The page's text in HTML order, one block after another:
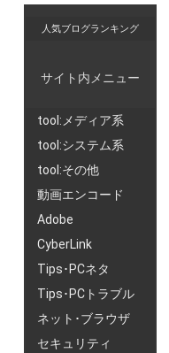
人気ブログランキング
サイト内メニュー
tool:メディア系
tool:システム系
tool:その他
動画エンコード
Adobe
CyberLink
Tips･PCネタ
Tips･PCトラブル
ネット･ブラウザ
セキュリティ